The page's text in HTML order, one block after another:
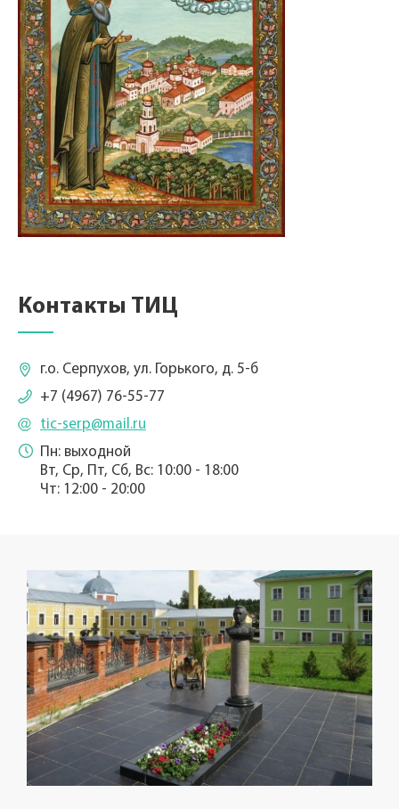
Контакты ТИЦ
г.о. Серпухов, ул. Горького, д. 5-б
+7 (4967) 76-55-77
tic-serp@mail.ru
Пн: выходной
Вт, Ср, Пт, Сб, Вс: 10:00 - 18:00
Чт: 12:00 - 20:00